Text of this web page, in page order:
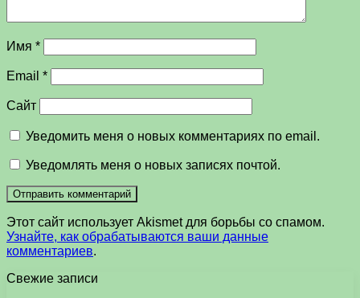
Имя *
Email *
Сайт
Уведомить меня о новых комментариях по email.
Уведомлять меня о новых записях почтой.
Этот сайт использует Akismet для борьбы со спамом.
Узнайте, как обрабатываются ваши данные
комментариев.
Свежие записи